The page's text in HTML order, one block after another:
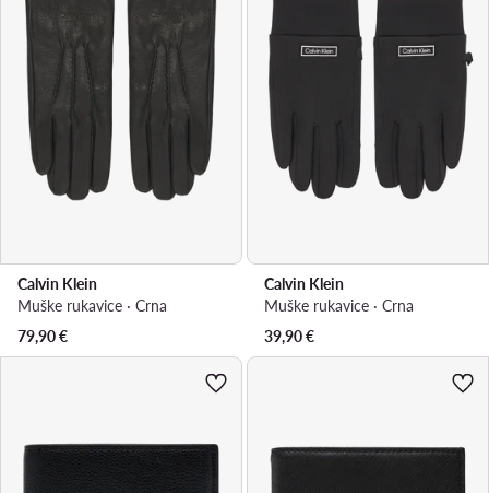
Calvin Klein
Muške rukavice · Crna
79,90€
Calvin Klein
Muške rukavice · Crna
39,90€